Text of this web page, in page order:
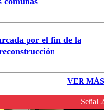
por el fin de la
VER MÁS
Señal 2